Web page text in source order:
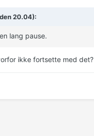
20.04):
lang pause.
ikke fortsette med det?